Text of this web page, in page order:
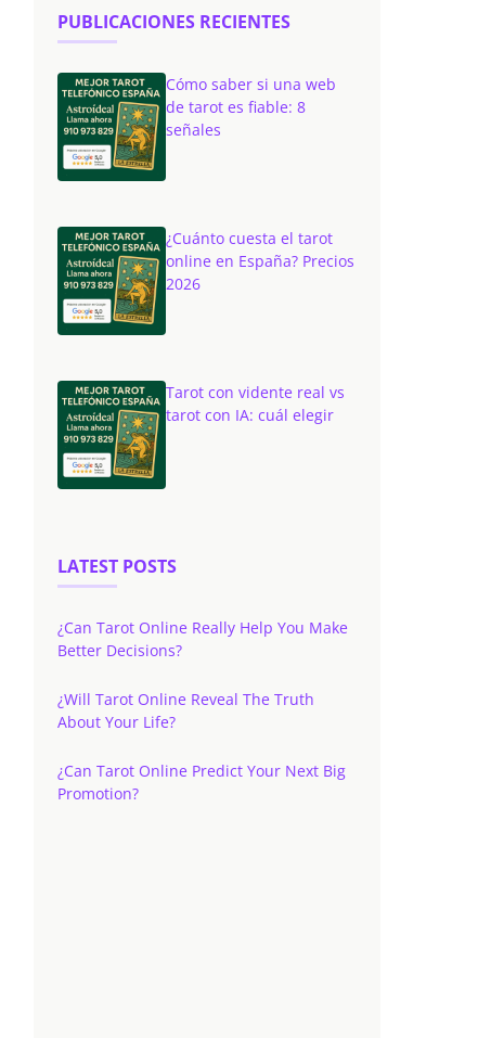
PUBLICACIONES RECIENTES
Cómo saber si una web
de tarot es fiable: 8
señales
¿Cuánto cuesta el tarot
online en España? Precios
2026
Tarot con vidente real vs
tarot con IA: cuál elegir
LATEST POSTS
¿Can Tarot Online Really Help You Make
Better Decisions?
¿Will Tarot Online Reveal The Truth
About Your Life?
¿Can Tarot Online Predict Your Next Big
Promotion?